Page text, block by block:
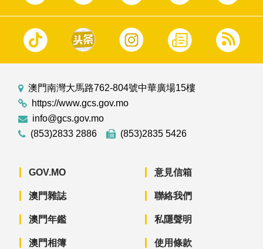
澳門南灣大馬路762-804號中華廣場15樓
https://www.gcs.gov.mo
info@gcs.gov.mo
(853)2833 2886
(853)2835 5426
GOV.MO
澳門雜誌
澳門年鑑
澳門相簿
意見信箱
聯絡我們
私隱聲明
使用條款